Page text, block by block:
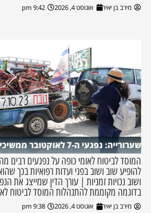
מירב בן יאיר אוגוסט 4, 2026 9:42 pm
שערורייה: נפגעי ה-7 לאוקטובר ממשיכים להיפגע
להופיע שוב ושוב בפני ועדות רפואיות בכך
ושוב נכויות זמניות | עורך הדין שמייצג את
בדוגמה מקוממת להתנהלות המוסד לביטוח
מירב בן יאיר אוגוסט 4, 2026 9:38 pm